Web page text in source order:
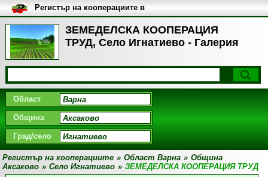
ЗЕМЕДЕЛСКА КООПЕРАЦИЯ
ТРУД, Село Игнатиево - Галерия
Регистър на кооперациите в
България
Област
Община
Град/село
Регистър на кооперациите » Област Варна » Община
Аксаково » Село Игнатиево » ЗЕМЕДЕЛСКА КООПЕРАЦИЯ ТРУД